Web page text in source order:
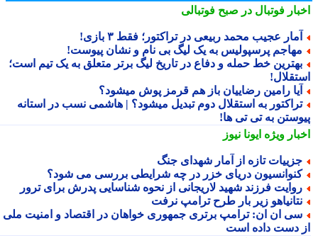
فوتبال در صبح فوتبالی
عجیب محمد ربیعی در تراکتور؛ فقط ۳ بازی!
پرسپولیس به یک لیگ بی نام و نشان پیوست!
خط حمله و دفاع در تاریخ لیگ برتر متعلق به یک تیم است؛
رامین رضاییان باز هم قرمز پوش میشود؟
به استقلال دوم تبدیل میشود؟ | هاشمی نسب در استانه
به تی تی ها!
ویژهایونا نیوز
تازه از آمار شهدای جنگ
دریای خزر در چه شرایطی بررسی می شود؟
فرزند شهید لاریجانی از نحوه شناسایی پدرش برای ترور
زیر بار طرح ترامپ نرفت
ان ان: ترامپ برتری جمهوری خواهان در اقتصاد و امنیت ملی را
دست داده است